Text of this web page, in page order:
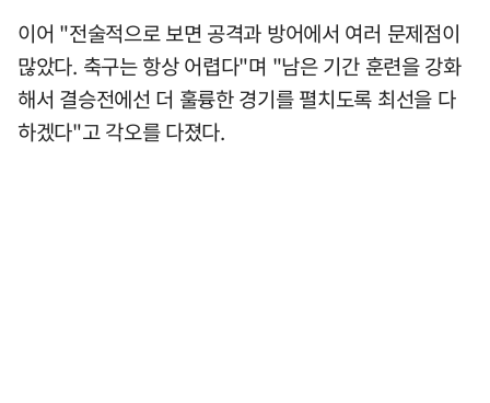
이어 "전술적으로 보면 공격과 방어에서 여러 문제점이
많았다. 축구는 항상 어렵다"며 "남은 기간 훈련을 강화
해서 결승전에선 더 훌륭한 경기를 펼치도록 최선을 다
하겠다"고 각오를 다졌다.